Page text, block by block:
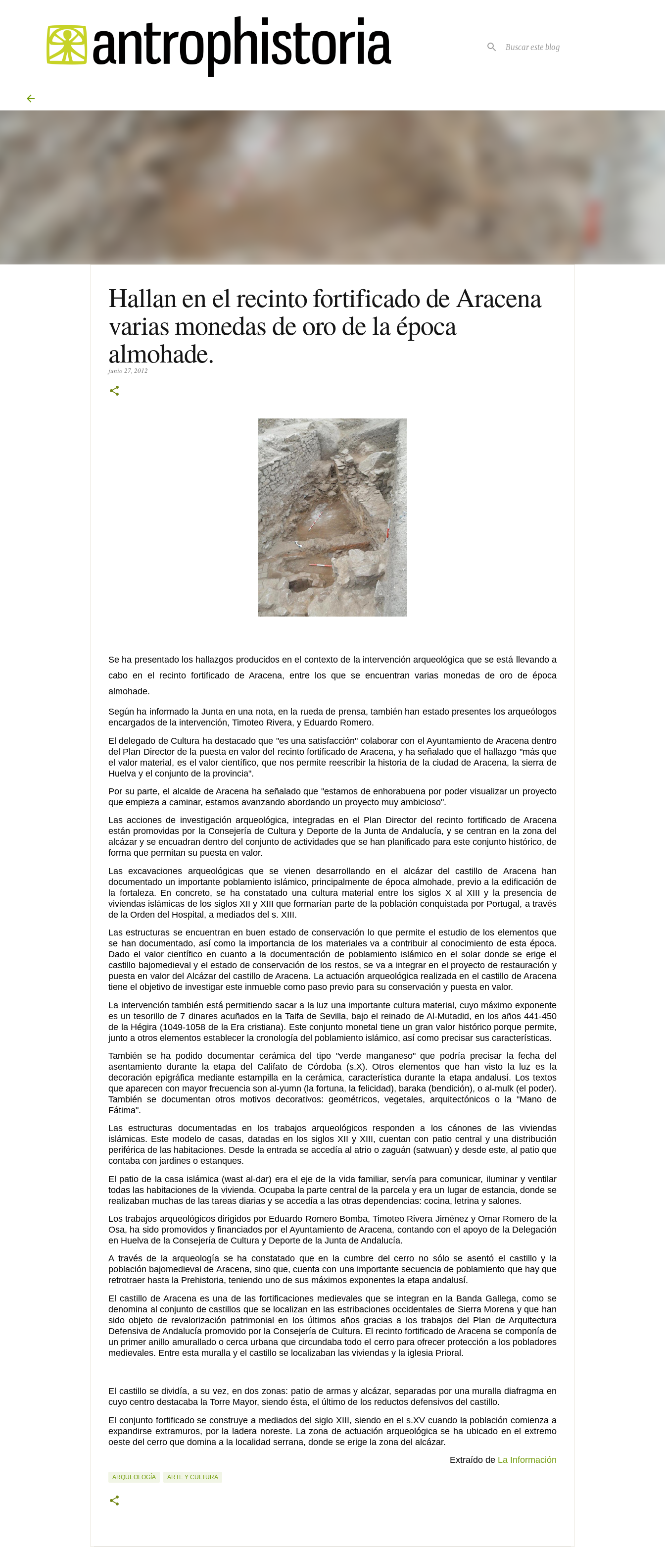
Hallan en el recinto fortificado de Aracena
varias monedas de oro de la época
almohade.
junio 27, 2012
Se ha presentado los hallazgos producidos en el contexto de la intervención arqueológica que se está llevando a
cabo en el recinto fortificado de Aracena, entre los que se encuentran varias monedas de oro de época
almohade.
Según ha informado la Junta en una nota, en la rueda de prensa, también han estado presentes los arqueólogos
encargados de la intervención, Timoteo Rivera, y Eduardo Romero.
El delegado de Cultura ha destacado que "es una satisfacción" colaborar con el Ayuntamiento de Aracena dentro
del Plan Director de la puesta en valor del recinto fortificado de Aracena, y ha señalado que el hallazgo "más que
el valor material, es el valor científico, que nos permite reescribir la historia de la ciudad de Aracena, la sierra de
Huelva y el conjunto de la provincia".
Por su parte, el alcalde de Aracena ha señalado que "estamos de enhorabuena por poder visualizar un proyecto
que empieza a caminar, estamos avanzando abordando un proyecto muy ambicioso".
Las acciones de investigación arqueológica, integradas en el Plan Director del recinto fortificado de Aracena
están promovidas por la Consejería de Cultura y Deporte de la Junta de Andalucía, y se centran en la zona del
alcázar y se encuadran dentro del conjunto de actividades que se han planificado para este conjunto histórico, de
forma que permitan su puesta en valor.
Las excavaciones arqueológicas que se vienen desarrollando en el alcázar del castillo de Aracena han
documentado un importante poblamiento islámico, principalmente de época almohade, previo a la edificación de
la fortaleza. En concreto, se ha constatado una cultura material entre los siglos X al XIII y la presencia de
viviendas islámicas de los siglos XII y XIII que formarían parte de la población conquistada por Portugal, a través
de la Orden del Hospital, a mediados del s. XIII.
Las estructuras se encuentran en buen estado de conservación lo que permite el estudio de los elementos que
se han documentado, así como la importancia de los materiales va a contribuir al conocimiento de esta época.
Dado el valor científico en cuanto a la documentación de poblamiento islámico en el solar donde se erige el
castillo bajomedieval y el estado de conservación de los restos, se va a integrar en el proyecto de restauración y
puesta en valor del Alcázar del castillo de Aracena. La actuación arqueológica realizada en el castillo de Aracena
tiene el objetivo de investigar este inmueble como paso previo para su conservación y puesta en valor.
La intervención también está permitiendo sacar a la luz una importante cultura material, cuyo máximo exponente
es un tesorillo de 7 dinares acuñados en la Taifa de Sevilla, bajo el reinado de Al-Mutadid, en los años 441-450
de la Hégira (1049-1058 de la Era cristiana). Este conjunto monetal tiene un gran valor histórico porque permite,
junto a otros elementos establecer la cronología del poblamiento islámico, así como precisar sus características.
También se ha podido documentar cerámica del tipo "verde manganeso" que podría precisar la fecha del
asentamiento durante la etapa del Califato de Córdoba (s.X). Otros elementos que han visto la luz es la
decoración epigráfica mediante estampilla en la cerámica, característica durante la etapa andalusí. Los textos
que aparecen con mayor frecuencia son al-yumn (la fortuna, la felicidad), baraka (bendición), o al-mulk (el poder).
También se documentan otros motivos decorativos: geométricos, vegetales, arquitectónicos o la "Mano de
Fátima".
Las estructuras documentadas en los trabajos arqueológicos responden a los cánones de las viviendas
islámicas. Este modelo de casas, datadas en los siglos XII y XIII, cuentan con patio central y una distribución
periférica de las habitaciones. Desde la entrada se accedía al atrio o zaguán (satwuan) y desde este, al patio que
contaba con jardines o estanques.
El patio de la casa islámica (wast al-dar) era el eje de la vida familiar, servía para comunicar, iluminar y ventilar
todas las habitaciones de la vivienda. Ocupaba la parte central de la parcela y era un lugar de estancia, donde se
realizaban muchas de las tareas diarias y se accedía a las otras dependencias: cocina, letrina y salones.
Los trabajos arqueológicos dirigidos por Eduardo Romero Bomba, Timoteo Rivera Jiménez y Omar Romero de la
Osa, ha sido promovidos y financiados por el Ayuntamiento de Aracena, contando con el apoyo de la Delegación
en Huelva de la Consejería de Cultura y Deporte de la Junta de Andalucía.
A través de la arqueología se ha constatado que en la cumbre del cerro no sólo se asentó el castillo y la
población bajomedieval de Aracena, sino que, cuenta con una importante secuencia de poblamiento que hay que
retrotraer hasta la Prehistoria, teniendo uno de sus máximos exponentes la etapa andalusí.
El castillo de Aracena es una de las fortificaciones medievales que se integran en la Banda Gallega, como se
denomina al conjunto de castillos que se localizan en las estribaciones occidentales de Sierra Morena y que han
sido objeto de revalorización patrimonial en los últimos años gracias a los trabajos del Plan de Arquitectura
Defensiva de Andalucía promovido por la Consejería de Cultura. El recinto fortificado de Aracena se componía de
un primer anillo amurallado o cerca urbana que circundaba todo el cerro para ofrecer protección a los pobladores
medievales. Entre esta muralla y el castillo se localizaban las viviendas y la iglesia Prioral.
El castillo se dividía, a su vez, en dos zonas: patio de armas y alcázar, separadas por una muralla diafragma en
cuyo centro destacaba la Torre Mayor, siendo ésta, el último de los reductos defensivos del castillo.
El conjunto fortificado se construye a mediados del siglo XIII, siendo en el s.XV cuando la población comienza a
expandirse extramuros, por la ladera noreste. La zona de actuación arqueológica se ha ubicado en el extremo
oeste del cerro que domina a la localidad serrana, donde se erige la zona del alcázar.
Extraído de La Información
ARQUEOLOGÍA ARTE Y CULTURA